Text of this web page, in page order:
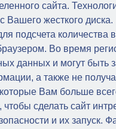
сайта.
жесткого диска.
подсчета количества
Во время
данных и могут быть
а также не
Вам больше
сделать сайт
и их запуск.